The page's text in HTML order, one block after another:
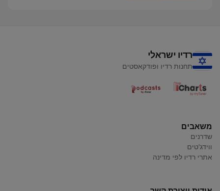
רדיו ישראלי
תחנות רדיו ופודקאסטים
משאבים
שדרנים
ווידג'טים
אתרי רדיו לפי מדינה